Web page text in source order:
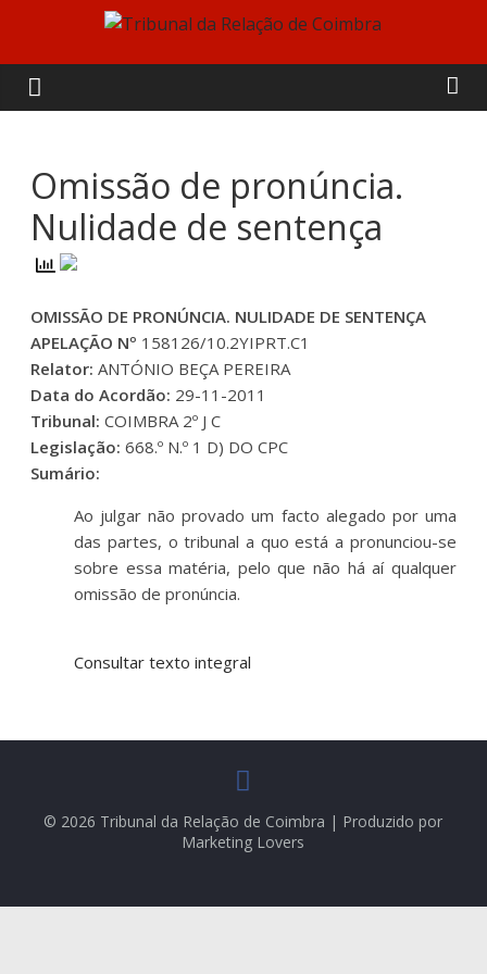
content
Tribunal
da
Relação
de
Coimbra
Omissão de pronúncia.
Nulidade de sentença
OMISSÃO DE PRONÚNCIA. NULIDADE DE SENTENÇA
APELAÇÃO Nº 158126/10.2YIPRT.C1
Relator:ANTÓNIO BEÇA PEREIRA
Data do Acordão: 29-11-2011
Tribunal: COIMBRA 2º J C
Legislação:668.º N.º 1 D) DO CPC
Sumário:
Ao julgar não provado um facto alegado por uma
das partes, o tribunal a quo está a pronunciou-se
sobre essa matéria, pelo que não há aí qualquer
omissão de pronúncia.
Consultar texto integral
© 2026 Tribunal da Relação de Coimbra | Produzido por
Marketing Lovers